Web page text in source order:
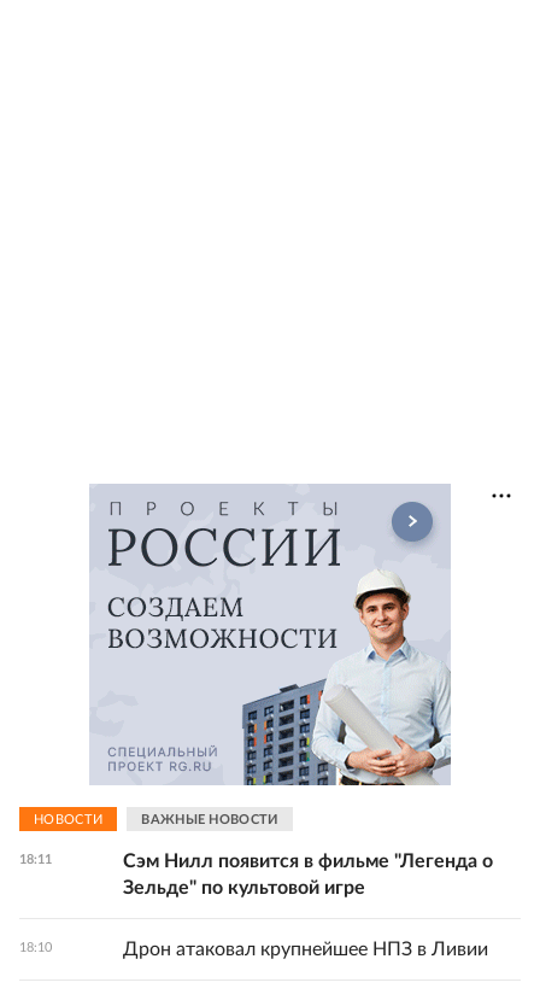
НОВОСТИ ВАЖНЫЕ НОВОСТИ
18:11
Сэм Нилл появится в фильме "Легенда о
Зельде" по культовой игре
18:10 Дрон атаковал крупнейшее НПЗ в Ливии